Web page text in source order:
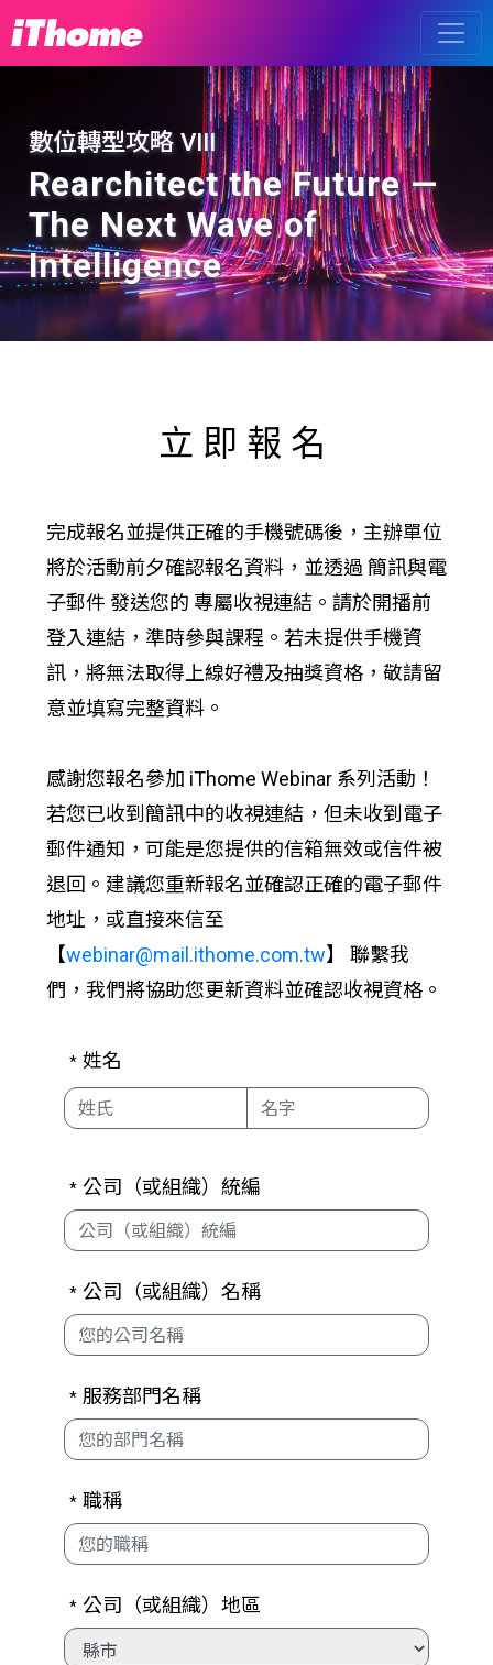
數位轉型攻略 VIII
Rearchitect the Future —
The Next Wave of
Intelligence
立即報名
完成報名並提供正確的手機號碼後，主辦單位
將於活動前夕確認報名資料，並透過 簡訊與電
子郵件 發送您的 專屬收視連結。請於開播前
登入連結，準時參與課程。若未提供手機資
訊，將無法取得上線好禮及抽獎資格，敬請留
意並填寫完整資料。
感謝您報名參加 iThome Webinar 系列活動！
若您已收到簡訊中的收視連結，但未收到電子
郵件通知，可能是您提供的信箱無效或信件被
退回。建議您重新報名並確認正確的電子郵件
地址，或直接來信至
【webinar@mail.ithome.com.tw】 聯繫我
們，我們將協助您更新資料並確認收視資格。
* 姓名
* 公司（或組織）統編
* 公司（或組織）名稱
* 服務部門名稱
* 職稱
* 公司（或組織）地區